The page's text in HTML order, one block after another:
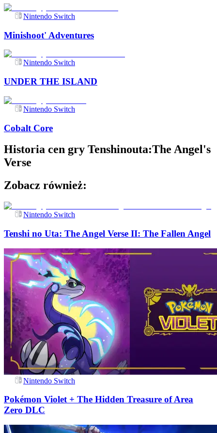
Nintendo Switch
Minishoot' Adventures
Nintendo Switch
UNDER THE ISLAND
Nintendo Switch
Cobalt Core
Historia cen gry Tenshinouta:The Angel's
Verse
Zobacz również:
Nintendo Switch
Tenshi no Uta: The Angel Verse II: The Fallen Angel
Nintendo Switch
Pokémon Violet + The Hidden Treasure of Area
Zero DLC